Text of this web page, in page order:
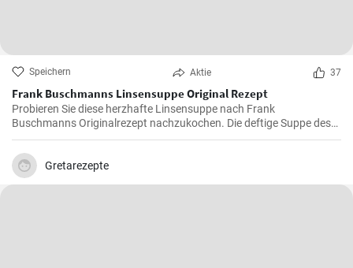
Speichern Aktie 37
Frank Buschmanns Linsensuppe Original Rezept
Probieren Sie diese herzhafte Linsensuppe nach Frank
Buschmanns Originalrezept nachzukochen. Die deftige Suppe des
Starkochs wird mit Linsen, verschiedenen Gewürzen und
Gemüsesorten zubereitet und mit Würstchenstücken angereichert.
Ein herzhaftes Familien Essen !
Gretarezepte